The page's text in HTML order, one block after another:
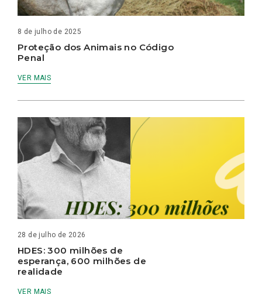
8 de julho de 2025
Proteção dos Animais no Código
Penal
VER MAIS
28 de julho de 2026
HDES: 300 milhões de
esperança, 600 milhões de
realidade
VER MAIS